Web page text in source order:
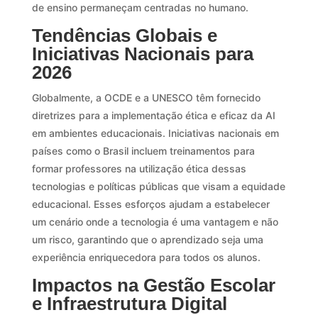
de ensino permaneçam centradas no humano.
Tendências Globais e
Iniciativas Nacionais para
2026
Globalmente, a OCDE e a UNESCO têm fornecido
diretrizes para a implementação ética e eficaz da AI
em ambientes educacionais. Iniciativas nacionais em
países como o Brasil incluem treinamentos para
formar professores na utilização ética dessas
tecnologias e políticas públicas que visam a equidade
educacional. Esses esforços ajudam a estabelecer
um cenário onde a tecnologia é uma vantagem e não
um risco, garantindo que o aprendizado seja uma
experiência enriquecedora para todos os alunos.
Impactos na Gestão Escolar
e Infraestrutura Digital